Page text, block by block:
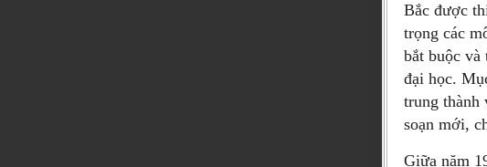
Bắc được
trọng các
bắt buộc và
đại học.
trung thành
soạn mới,
Giữa năm